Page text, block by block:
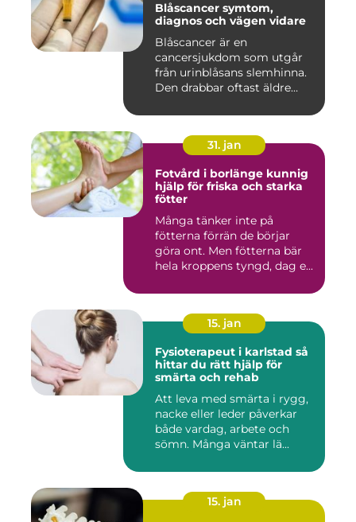
Blåscancer symtom,
diagnos och vägen vidare
Blåscancer är en
cancersjukdom som utgår
från urinblåsans slemhinna.
Den drabbar oftast äldre
31. jan
Fotvård i borlänge kunnig
hjälp för friska och starka
fötter
Många tänker inte på
fötterna förrän de börjar
göra ont. Men fötterna bär
hela kroppens tyngd, dag e...
15. jan
Fysioterapeut i karlstad så
hittar du rätt hjälp för
smärta och rehab
Att leva med smärta i rygg,
nacke eller leder påverkar
både vardag, arbete och
sömn. Många väntar lä...
15. jan